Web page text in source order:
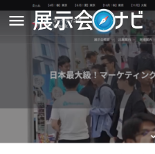
第9回 販促
ングWeek内）